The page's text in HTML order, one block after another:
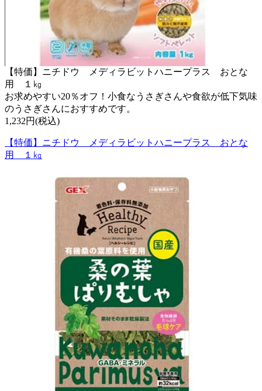
【特価】ニチドウ メディラビットハニープラス おとな
用 １㎏
お求めやすい20％オフ！小食なうさぎさんや食欲が低下気味
のうさぎさんにおすすめです。
1,232円(税込)
【特価】ニチドウ メディラビットハニープラス おとな
用 １㎏